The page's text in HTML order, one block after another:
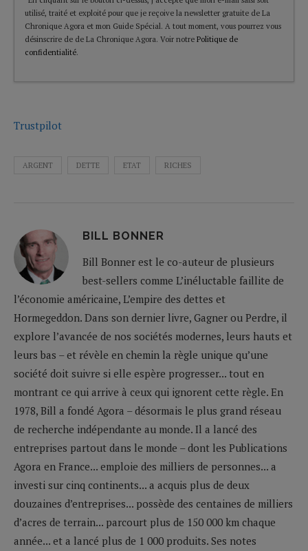
utilisé, traité et exploité pour que je reçoive la newsletter gratuite de La
Chronique Agora et mon Guide Spécial. A tout moment, vous pourrez vous
désinscrire de de La Chronique Agora. Voir notre Politique de
confidentialité.
Trustpilot
ARGENT DETTE ETAT RICHES
BILL BONNER
Bill Bonner est le co-auteur de plusieurs
best-sellers comme L’inéluctable faillite de
l’économie américaine, L’empire des dettes et
Hormegeddon. Dans son dernier livre, Gagner ou Perdre, il
explore l’avancée de nos sociétés modernes, leurs hauts et
leurs bas – et révèle en chemin la règle unique qu’une
société doit suivre si elle espère progresser... tout en
montrant ce qui arrive à ceux qui ignorent cette règle. En
1978, Bill a fondé Agora – désormais le plus grand réseau
de recherche indépendante au monde. Il a lancé des
entreprises partout dans le monde – dont les Publications
Agora en France... emploie des milliers de personnes... a
investi sur cinq continents... a acquis plus de deux
douzaines d’entreprises... possède des centaines de milliers
d’acres de terrain... parcourt plus de 150 000 km chaque
année... et a lancé plus de 1 000 produits. Ses notes